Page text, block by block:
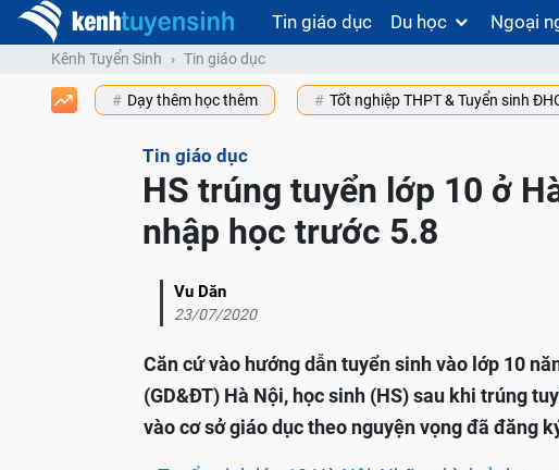
Tin giáo dục Du học Ngoại
Kênh Tuyển Sinh Tin giáo dục
Dạy thêm học thêm Tốt nghiệp THPT & Tuyển sinh
Tin giáo dục
HS trúng tuyển lớp 10 ở
nhập học trước 5.8
Vu Dăn
23/07/2020
Căn cứ vào hướng dẫn tuyển sinh vào lớp 10
(GD&ĐT) Hà Nội, học sinh (HS) sau khi trúng
vào cơ sở giáo dục theo nguyện vọng đã đăng